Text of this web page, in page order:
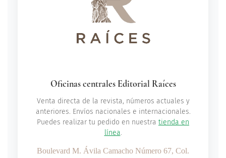
Oficinas centrales Editorial Raíces
Venta directa de la revista, números actuales y
anteriores. Envíos nacionales e internacionales.
Puedes realizar tu pedido en nuestra tienda en
línea.
Boulevard M. Ávila Camacho Número 67, Col.